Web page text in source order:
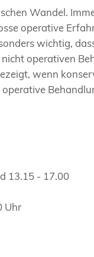
Wandel.
operative
wichtig,
operativen
wenn
13.15 - 17.00
Uhr